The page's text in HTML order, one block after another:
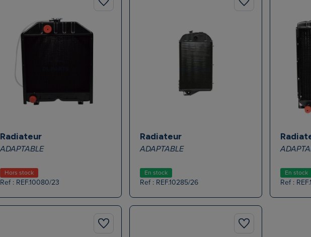
Radiateur
ADAPTABLE
Hors stock
Ref : REF.10080/23
Radiateur
ADAPTABLE
En stock
Ref : REF.10285/26
En stock
Ref :